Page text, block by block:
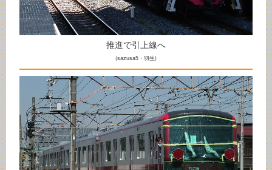
推進で引上線へ
(sazusa5・羽生)